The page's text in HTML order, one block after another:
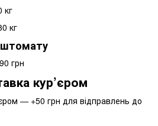
кг
кг
грн
кур’єром
— +50 грн для відправлень до